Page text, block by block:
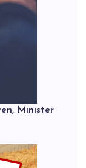
Minister